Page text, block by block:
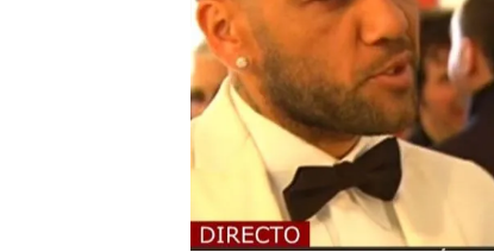
'Cuatro al día' se
Vega, para conocer
"Hay que ver si hay
objeto de
que tengo yo no
se especifique, hay